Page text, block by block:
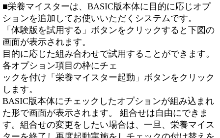
■栄養マイスターは、BASIC版本体に目的に応じオプ
ションを追加してお使いいただくシステムです。
「体験版を試用する」ボタンをクリックすると下図の
画面が表示されます。
目的に応じた組み合わせで試用することができます。
各オプション項目の枠にチェ
ックを付け「栄養マイスター起動」ボタンをクリック
します。
BASIC版本体にチェックしたオプションが組み込まれ
た形で画面が表示されます。 組合せは自由にできま
す。組合せの変更をしたい場合は、一旦、栄養マイス